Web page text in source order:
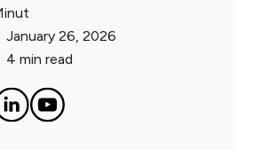
January 26, 2026
4 min read